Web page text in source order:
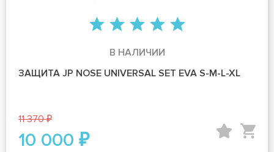
В НАЛИЧИИ
ЗАЩИТА JP NOSE UNIVERSAL SET EVA S-M-L-XL
11 370 ₽
10 000 ₽